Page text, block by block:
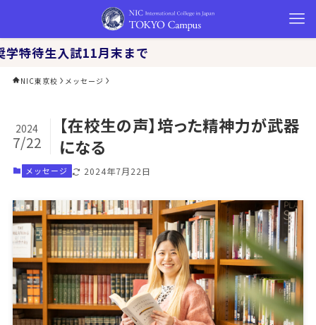
入試11月末まで
NIC東京校 メッセージ
【在校生の声】培った精神力が武器
になる
2024
7/22
メッセージ 2024年7月22日